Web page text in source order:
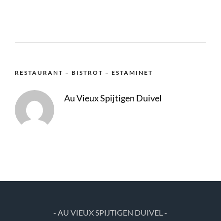
RESTAURANT – BISTROT – ESTAMINET
Au Vieux Spijtigen Duivel
- AU VIEUX SPIJTIGEN DUIVEL -